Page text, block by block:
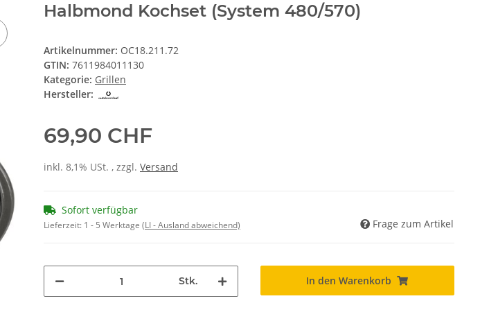
Halbmond Kochset (System 480/570)
Artikelnummer: OC18.211.72
GTIN: 7611984011130
Kategorie: Grillen
Hersteller:
69,90 CHF
inkl. 8,1% USt. , zzgl. Versand
Sofort verfügbar
Lieferzeit: 1 - 5 Werktage (LI - Ausland abweichend) Frage zum Artikel
Stk. In den Warenkorb